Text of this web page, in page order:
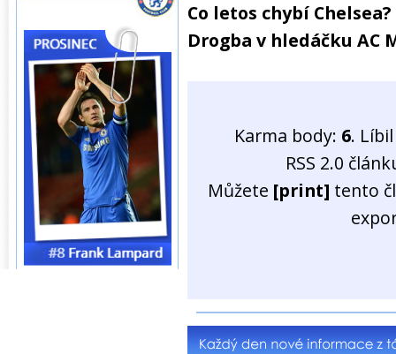
Co letos chybí Chelsea?
Drogba v hledáčku AC
Karma body: 6.
RSS 2.0
Můžete [print] tento